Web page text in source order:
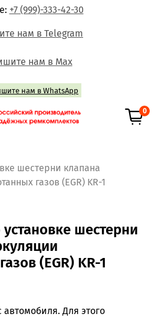
+7 (999)-333-42-30
нам в Telegram
нам в Max
нам в WhatsApp
0
шестерни клапана
газов (EGR) KR-1
шестерни
(EGR) KR-1
Для этого